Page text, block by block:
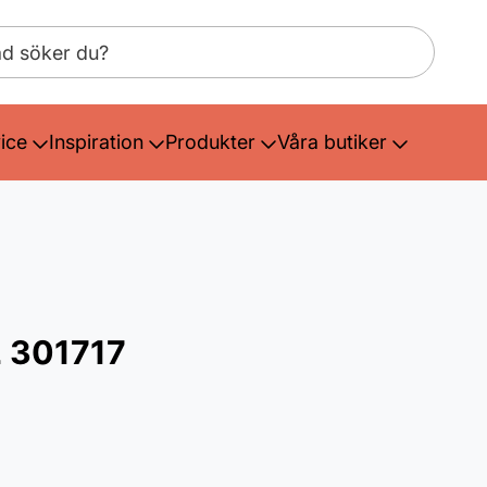
Inspiration Produkter Våra butiker